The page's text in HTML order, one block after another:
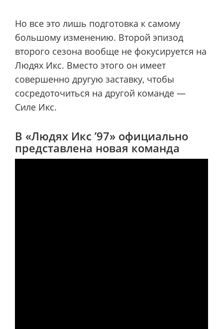
Но все это лишь подготовка к самому
большому изменению. Второй эпизод
второго сезона вообще не фокусируется на
Людях Икс. Вместо этого он имеет
совершенно другую заставку, чтобы
сосредоточиться на другой команде —
Силе Икс.
В «Людях Икс ’97» официально
представлена ​​новая команда